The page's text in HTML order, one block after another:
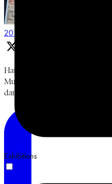
20 Jun
Hari keempat, Jumat, 19 Juni
Muhammadiyah, dan Islam
dan Ismail Hamadun. Terima
Exhibitions